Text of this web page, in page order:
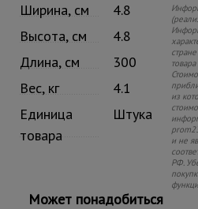
Ширина, см
4.8
Высота, см
4.8
Длина, см
300
Вес, кг
4.1
Единица
товара
Штука
из
и не
РФ.
Может понадобиться